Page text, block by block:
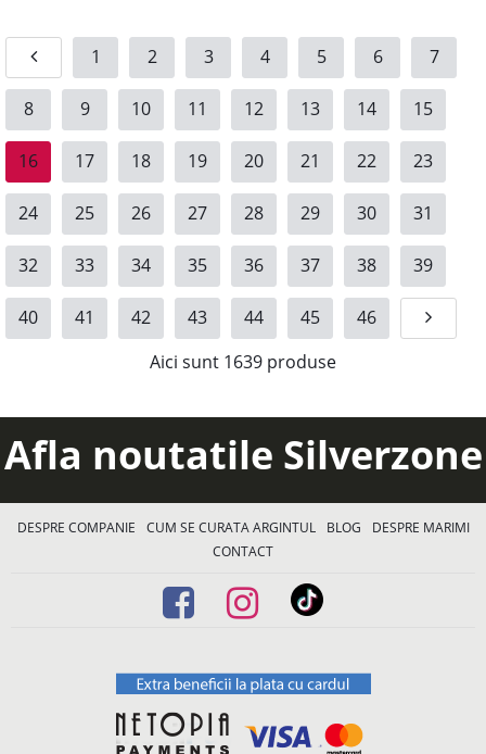
1 2 3 4 5 6 7
8 9 10 11 12 13 14 15
16 17 18 19 20 21 22 23
24 25 26 27 28 29 30 31
32 33 34 35 36 37 38 39
40 41 42 43 44 45
46
Aici sunt 1639 produse
Afla noutatile Silverzone
DESPRE COMPANIE CUM SE CURATA ARGINTUL BLOG
DESPRE MARIMI
CONTACT